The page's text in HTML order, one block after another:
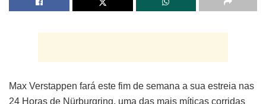
Max Verstappen fará este fim de semana a sua estreia nas
24 Horas de Nürburgring, uma das mais míticas corridas